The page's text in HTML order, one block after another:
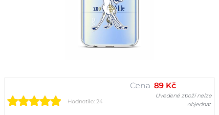
Hodnotilo: 24
Cena 89 Kč
Uvedené zboží nelze
objednat.